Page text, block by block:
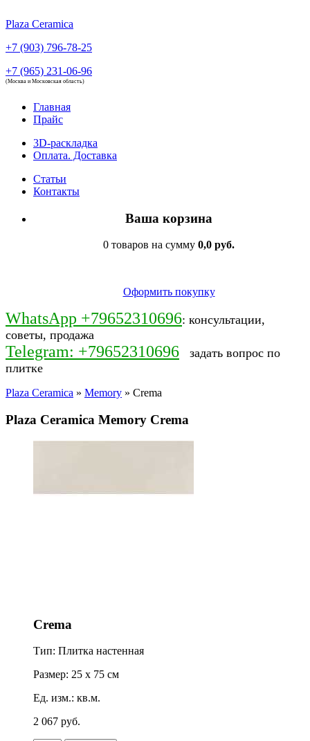
Plaza Ceramica
+7 (903) 796-78-25
+7 (965) 231-06-96
(Москва и Московская область)
Главная
Прайс
3D-раскладка
Оплата. Доставка
Статьи
Контакты
Ваша корзина
0 товаров на сумму 0,0 руб.
Оформить покупку
WhatsApp +79652310696: консультации,
советы, продажа
Telegram: +79652310696
задать вопрос по
плитке
Plaza Ceramica » Memory » Crema
Plaza Ceramica Memory Crema
Crema
Тип: Плитка настенная
Размер: 25 x 75 см
Ед. изм.: кв.м.
2 067 pуб.